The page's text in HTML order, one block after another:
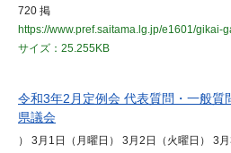
720 掲
https://www.pref.saitama.lg.jp/e1601/gikai-
サイズ：25.255KB
令和3年2月定例会 代表質問・一般質
県議会
） 3月1日（月曜日） 3月2日（火曜日） 3